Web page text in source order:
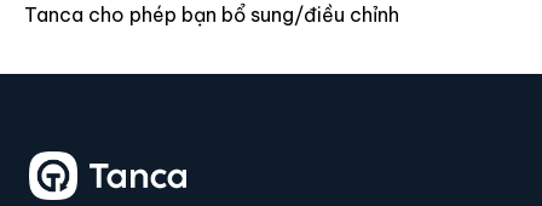
Tanca cho phép bạn bổ sung/điều chỉnh